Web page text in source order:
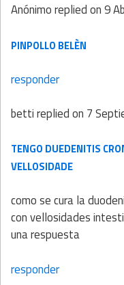
Anónimoreplied on9
PINPOLLO BELÈN
responder
bettireplied on 7
TENGO DUEDENITIS
VELLOSIDADE
como se cura la
con vellosidades
una respuesta
responder